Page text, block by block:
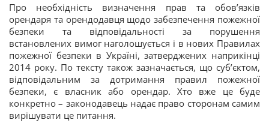
Про необхідність визначення прав та обов’язків
орендаря та орендодавця щодо забезпечення пожежної
безпеки та відповідальності за порушення
встановлених вимог наголошується і в нових Правилах
пожежної безпеки в Україні, затверджених наприкінці
2014 року. По тексту також зазначається, що суб’єктом,
відповідальним за дотримання правил пожежної
безпеки, є власник або орендар. Хто вже це буде
конкретно – законодавець надає право сторонам самим
вирішувати це питання.